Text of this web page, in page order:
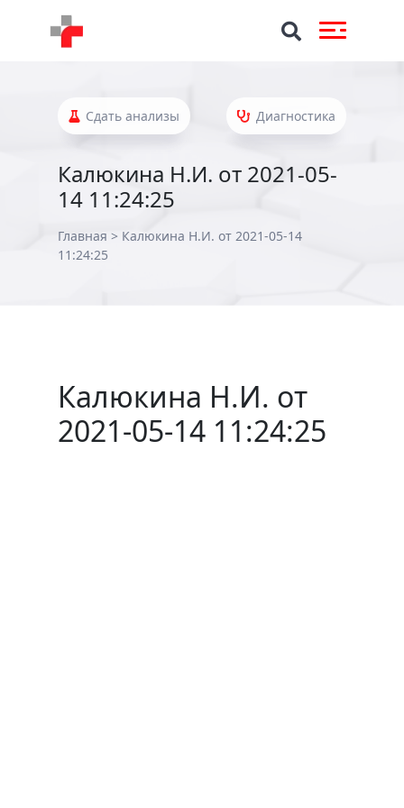
Сдать анализы Диагностика
Калюкина Н.И. от 2021-05-
14 11:24:25
Главная > Калюкина Н.И. от 2021-05-14
11:24:25
Калюкина Н.И. от
2021-05-14 11:24:25